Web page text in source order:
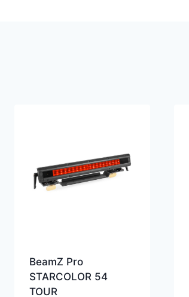
BeamZ Pro
STARCOLOR 54
TOUR